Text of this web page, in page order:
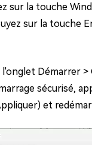
sur la touche
sur la touche
l'onglet Démarrer
sécurisé,
et